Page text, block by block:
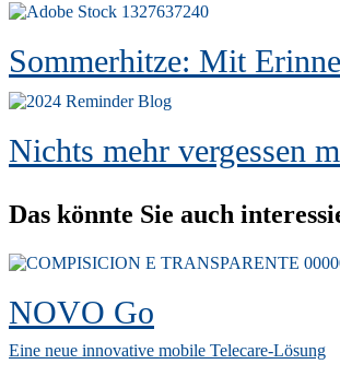
Sommerhitze: Mit
Nichts mehr vergessen
Das könnte Sie auch
NOVO Go
Eine neue innovative mobile Telecare-Lösung